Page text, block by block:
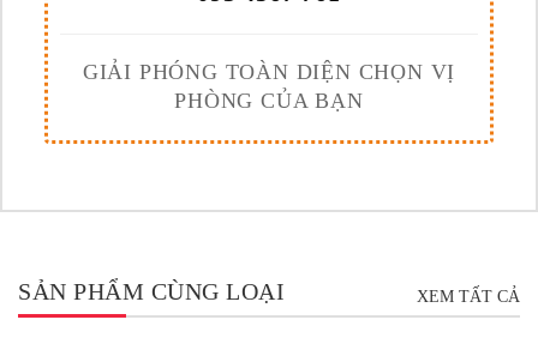
GIẢI PHÓNG TOÀN DIỆN CHỌN VỊ
PHÒNG CỦA BẠN
SẢN PHẨM CÙNG LOẠI XEM TẤT CẢ